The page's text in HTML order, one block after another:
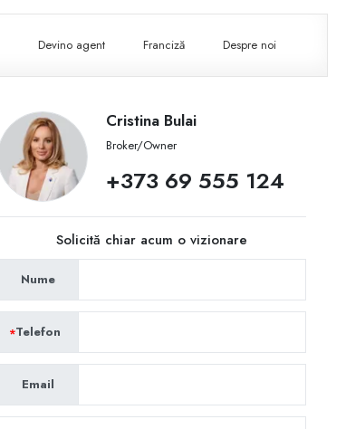
Devino agent Franciză Despre noi
Cristina Bulai
Broker/Owner
+373 69 555 124
Solicită chiar acum o vizionare
Nume
Telefon
Email